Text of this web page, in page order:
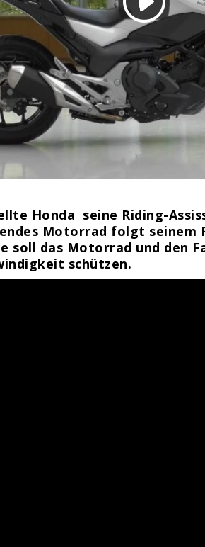
Honda seine Riding-
Motorrad folgt
soll das Motorrad und den
schützen.